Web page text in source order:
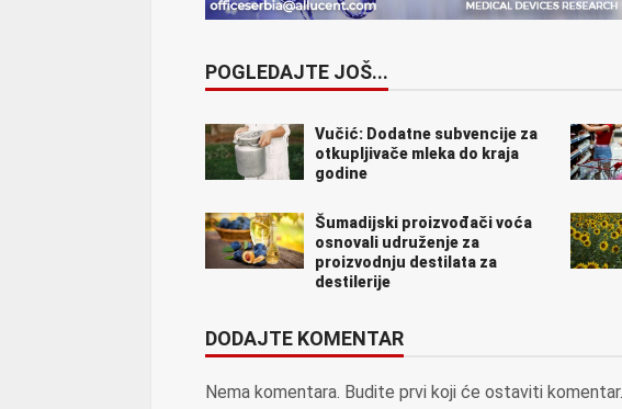
POGLEDAJTE JOŠ...
Vučić: Dodatne subvencije za
otkupljivače mleka do kraja
godine
Šumadijski proizvođači voća
osnovali udruženje za
proizvodnju destilata za
destilerije
DODAJTE KOMENTAR
Nema komentara. Budite prvi koji će ostaviti komentar.